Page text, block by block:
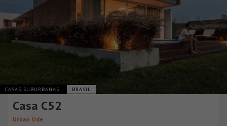
CASAS SUBURBANAS BRASIL
Casa C52
Urban Ode